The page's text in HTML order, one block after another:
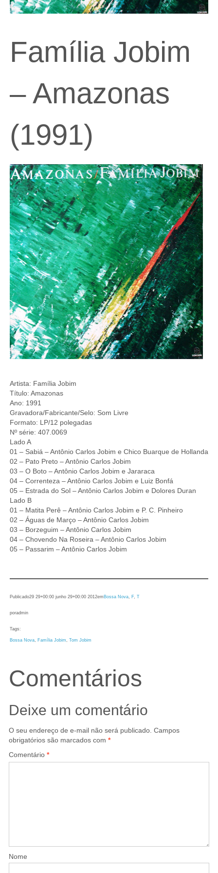
Família Jobim
– Amazonas
(1991)
Artista: Família Jobim
Título: Amazonas
Ano: 1991
Gravadora/Fabricante/Selo: Som Livre
Formato: LP/12 polegadas
Nº série: 407.0069
Lado A
01 – Sabiá – Antônio Carlos Jobim e Chico Buarque de Hollanda
02 – Pato Preto – Antônio Carlos Jobim
03 – O Boto – Antônio Carlos Jobim e Jararaca
04 – Correnteza – Antônio Carlos Jobim e Luiz Bonfá
05 – Estrada do Sol – Antônio Carlos Jobim e Dolores Duran
Lado B
01 – Matita Perê – Antônio Carlos Jobim e P. C. Pinheiro
02 – Águas de Março – Antônio Carlos Jobim
03 – Borzeguim – Antônio Carlos Jobim
04 – Chovendo Na Roseira – Antônio Carlos Jobim
05 – Passarim – Antônio Carlos Jobim
Publicado29 29+00:00 junho 29+00:00 2012em Bossa Nova F T
poradmin
Tags:
Bossa Nova Família Jobim Tom Jobim
Comentários
Deixe um comentário
O seu endereço de e-mail não será publicado. Campos
obrigatórios são marcados com *
Comentário *
Nome